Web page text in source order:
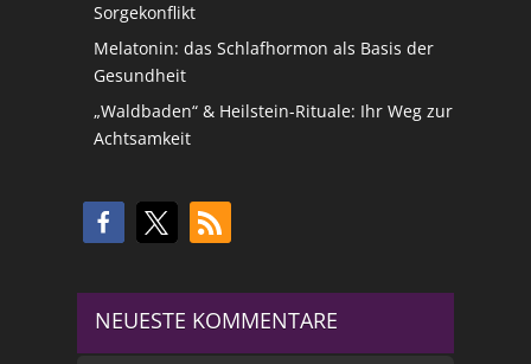
Sorgekonflikt
Melatonin: das Schlafhormon als Basis der
Gesundheit
„Waldbaden“ & Heilstein-Rituale: Ihr Weg zur
Achtsamkeit
NEUESTE KOMMENTARE